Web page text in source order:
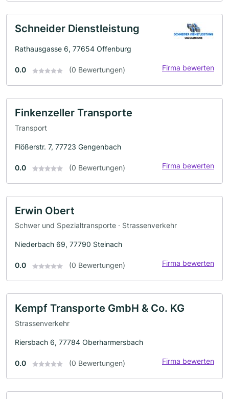
Schneider Dienstleistung
Rathausgasse 6, 77654 Offenburg
0.0 (0 Bewertungen) Firma bewerten
Finkenzeller Transporte
Transport
Flößerstr. 7, 77723 Gengenbach
0.0 (0 Bewertungen) Firma bewerten
Erwin Obert
Schwer und Spezialtransporte · Strassenverkehr
Niederbach 69, 77790 Steinach
0.0 (0 Bewertungen) Firma bewerten
Kempf Transporte GmbH & Co. KG
Strassenverkehr
Riersbach 6, 77784 Oberharmersbach
0.0 (0 Bewertungen) Firma bewerten